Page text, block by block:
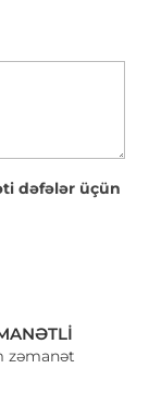
dəfələr üçün
zəmanət